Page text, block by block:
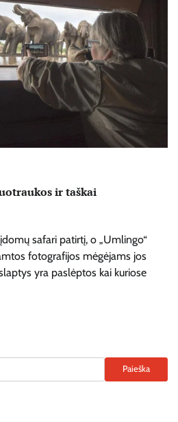
ir taškai
safari patirtį, o „Umlingo“
fotografijos mėgėjams jos
yra paslėptos kai kuriose
Paieška